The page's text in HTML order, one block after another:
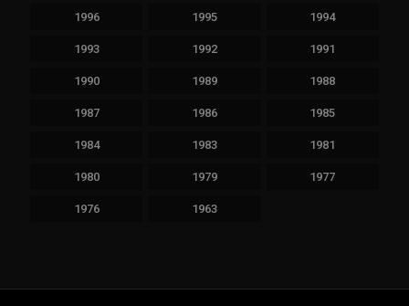
1996 1995 1994
1993 1992 1991
1990 1989 1988
1987 1986 1985
1984 1983 1981
1980 1979 1977
1976 1963